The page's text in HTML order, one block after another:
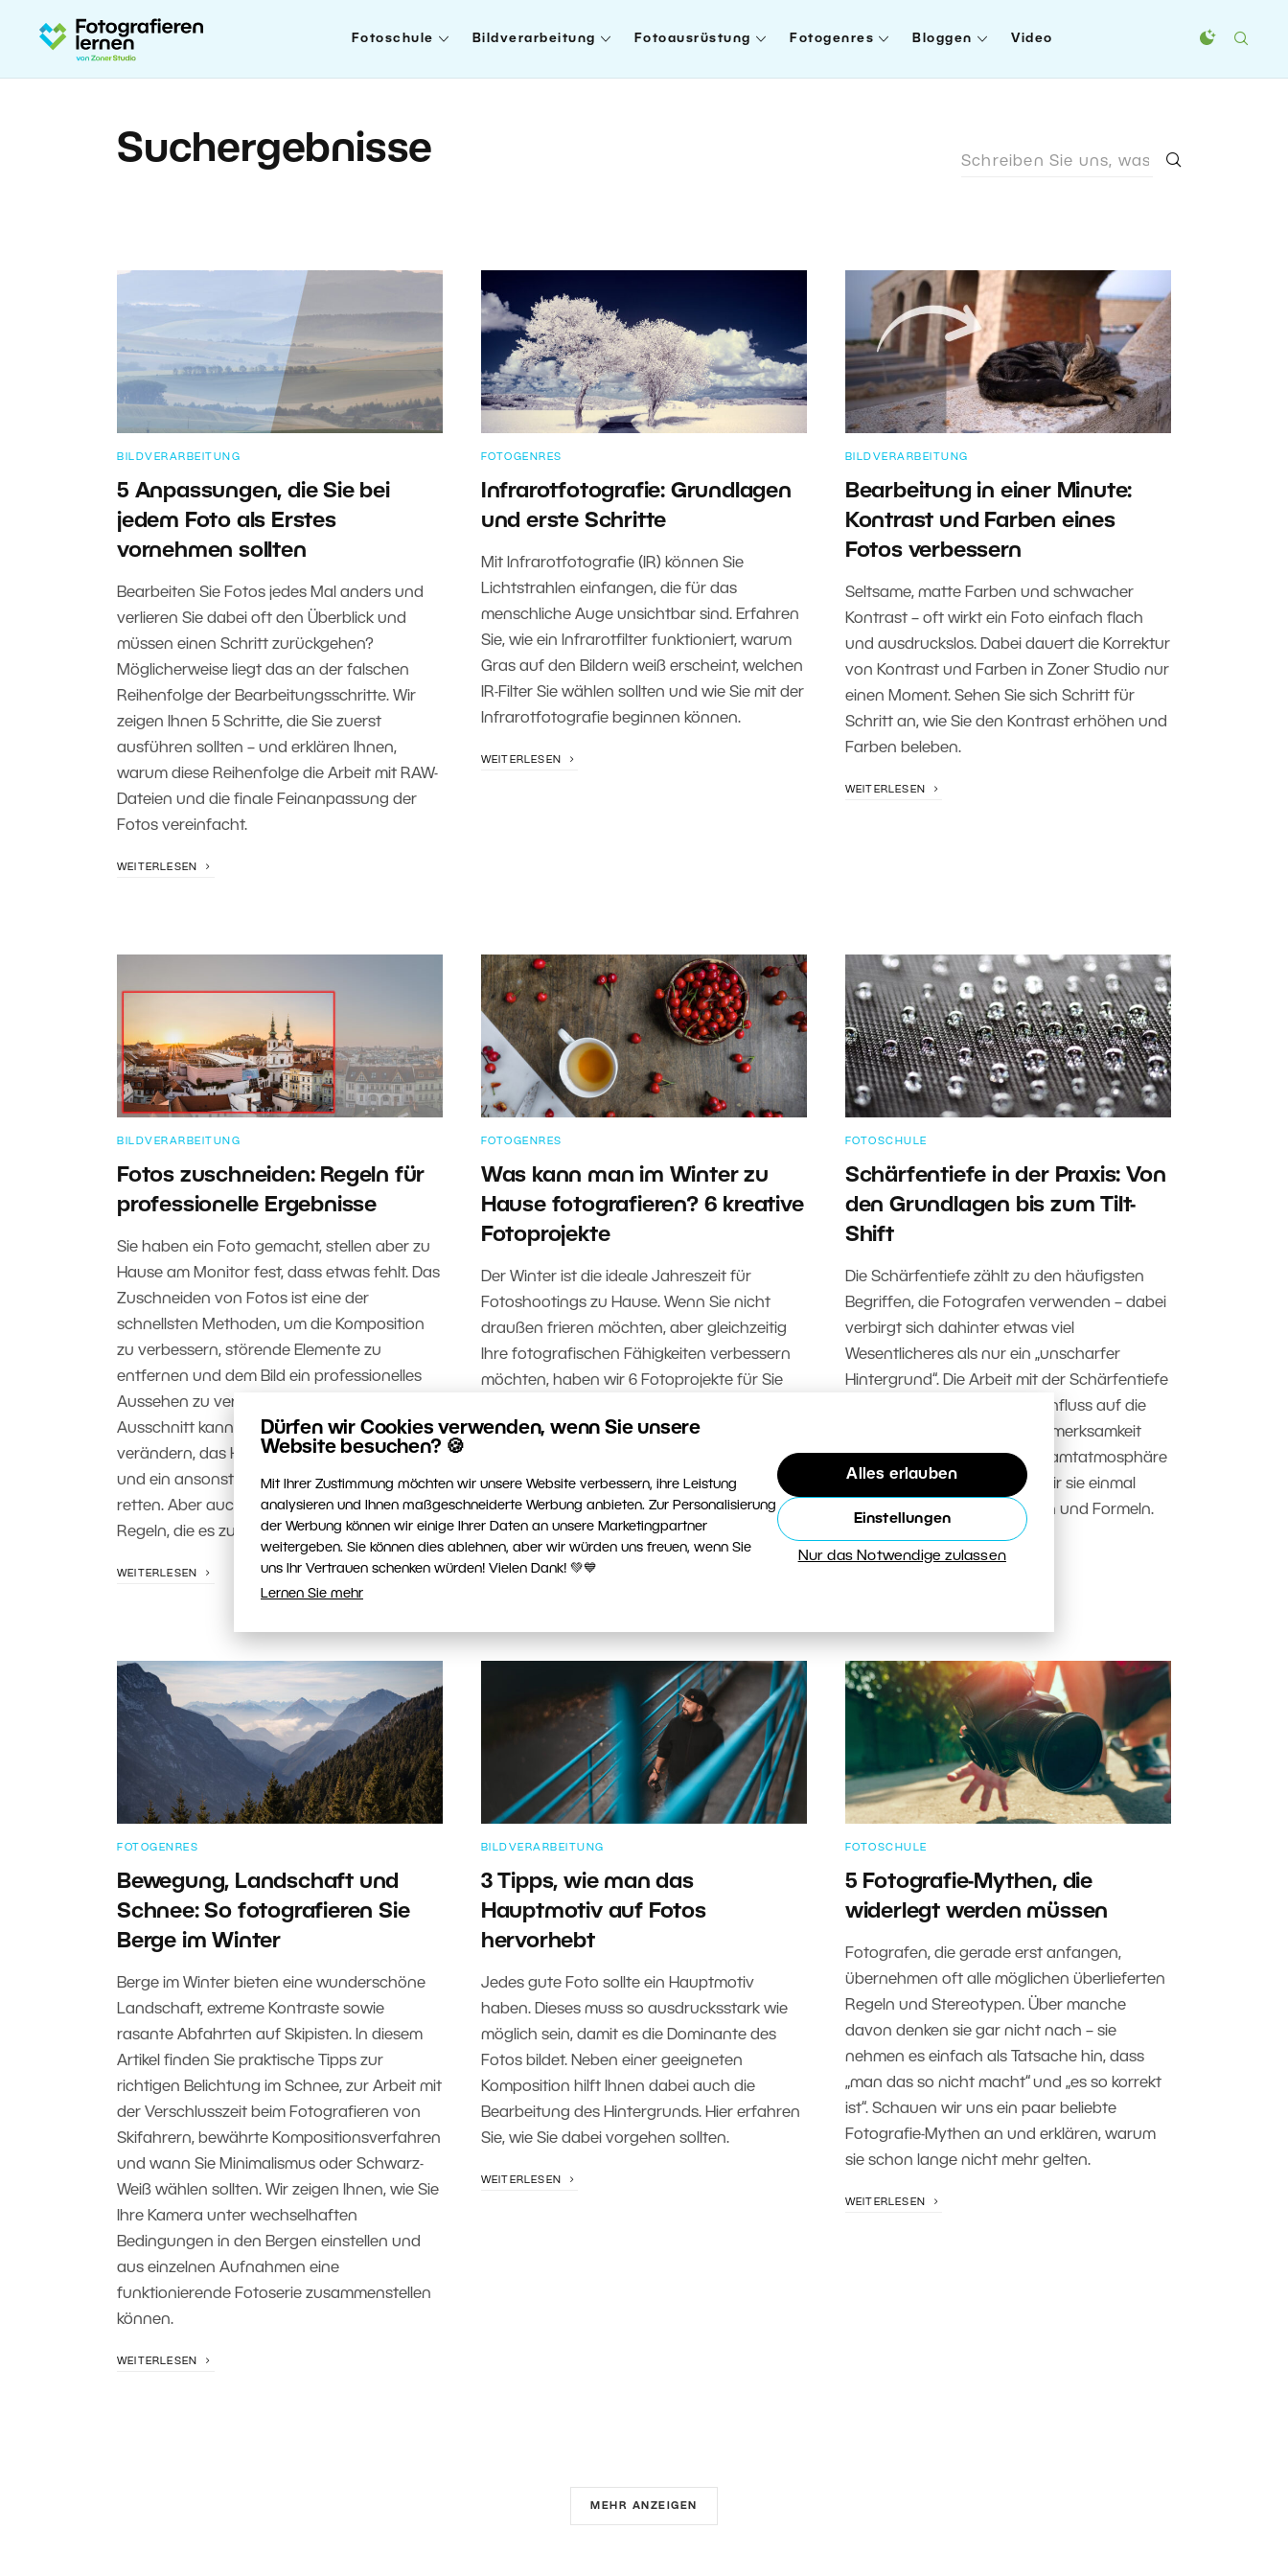
Dürfen wir Cookies verwenden, wenn Sie unsere
Website besuchen? 🍪
Mit Ihrer Zustimmung möchten wir unsere Website verbessern, ihre Leistung
analysieren und Ihnen maßgeschneiderte Werbung anbieten. Zur Personalisierung
der Werbung können wir einige Ihrer Daten an unsere Marketingpartner
weitergeben. Sie können dies ablehnen, aber wir würden uns freuen, wenn Sie
uns Ihr Vertrauen schenken würden! Vielen Dank! 💚💙
Lernen Sie mehr
Alles erlauben
Einstellungen
Nur das Notwendige zulassen
Fotoschule Bildverarbeitung Fotoausrüstung Fotogenres Bloggen Video
Suchergebnisse
BILDVERARBEITUNG
5 Anpassungen, die Sie bei
jedem Foto als Erstes
vornehmen sollten
Bearbeiten Sie Fotos jedes Mal anders und
verlieren Sie dabei oft den Überblick und
müssen einen Schritt zurückgehen?
Möglicherweise liegt das an der falschen
Reihenfolge der Bearbeitungsschritte. Wir
zeigen Ihnen 5 Schritte, die Sie zuerst
ausführen sollten – und erklären Ihnen,
warum diese Reihenfolge die Arbeit mit RAW-
Dateien und die finale Feinanpassung der
Fotos vereinfacht.
WEITERLESEN
FOTOGENRES
Infrarotfotografie: Grundlagen
und erste Schritte
Mit Infrarotfotografie (IR) können Sie
Lichtstrahlen einfangen, die für das
menschliche Auge unsichtbar sind. Erfahren
Sie, wie ein Infrarotfilter funktioniert, warum
Gras auf den Bildern weiß erscheint, welchen
IR-Filter Sie wählen sollten und wie Sie mit der
Infrarotfotografie beginnen können.
WEITERLESEN
BILDVERARBEITUNG
Bearbeitung in einer Minute:
Kontrast und Farben eines
Fotos verbessern
Seltsame, matte Farben und schwacher
Kontrast – oft wirkt ein Foto einfach flach
und ausdruckslos. Dabei dauert die Korrektur
von Kontrast und Farben in Zoner Studio nur
einen Moment. Sehen Sie sich Schritt für
Schritt an, wie Sie den Kontrast erhöhen und
Farben beleben.
WEITERLESEN
BILDVERARBEITUNG
Fotos zuschneiden: Regeln für
professionelle Ergebnisse
Sie haben ein Foto gemacht, stellen aber zu
Hause am Monitor fest, dass etwas fehlt. Das
Zuschneiden von Fotos ist eine der
schnellsten Methoden, um die Komposition
zu verbessern, störende Elemente zu
entfernen und dem Bild ein professionelles
Aussehen zu verleihen. Ein richtig gewählter
Ausschnitt kann das Seitenverhältnis
verändern, das Hauptmotiv hervorheben
und ein ansonsten durchschnittliches Bild
retten. Aber auch das Zuschneiden hat seine
Regeln, die es zu wissen lohnt.
WEITERLESEN
FOTOGENRES
Was kann man im Winter zu
Hause fotografieren? 6 kreative
Fotoprojekte
Der Winter ist die ideale Jahreszeit für
Fotoshootings zu Hause. Wenn Sie nicht
draußen frieren möchten, aber gleichzeitig
Ihre fotografischen Fähigkeiten verbessern
möchten, haben wir 6 Fotoprojekte für Sie
Wohnzimmer umsetzen können.
FOTOSCHULE
Schärfentiefe in der Praxis: Von
den Grundlagen bis zum Tilt-
Shift
Die Schärfentiefe zählt zu den häufigsten
Begriffen, die Fotografen verwenden – dabei
verbirgt sich dahinter etwas viel
Wesentlicheres als nur ein „unscharfer
Hintergrund“. Die Arbeit mit der Schärfentiefe
hat einen entscheidenden Einfluss auf die
Lesbarkeit des Bildes, die Aufmerksamkeit
des Betrachters und die Gesamtatmosphäre
der Fotografie. Betrachten wir sie einmal
etwas anders als mit Tabellen und Formeln.
WEITERLESEN
FOTOGENRES
Bewegung, Landschaft und
Schnee: So fotografieren Sie
Berge im Winter
Berge im Winter bieten eine wunderschöne
Landschaft, extreme Kontraste sowie
rasante Abfahrten auf Skipisten. In diesem
Artikel finden Sie praktische Tipps zur
richtigen Belichtung im Schnee, zur Arbeit mit
der Verschlusszeit beim Fotografieren von
Skifahrern, bewährte Kompositionsverfahren
und wann Sie Minimalismus oder Schwarz-
Weiß wählen sollten. Wir zeigen Ihnen, wie Sie
Ihre Kamera unter wechselhaften
Bedingungen in den Bergen einstellen und
aus einzelnen Aufnahmen eine
funktionierende Fotoserie zusammenstellen
können.
WEITERLESEN
BILDVERARBEITUNG
3 Tipps, wie man das
Hauptmotiv auf Fotos
hervorhebt
Jedes gute Foto sollte ein Hauptmotiv
haben. Dieses muss so ausdrucksstark wie
möglich sein, damit es die Dominante des
Fotos bildet. Neben einer geeigneten
Komposition hilft Ihnen dabei auch die
Bearbeitung des Hintergrunds. Hier erfahren
Sie, wie Sie dabei vorgehen sollten.
WEITERLESEN
FOTOSCHULE
5 Fotografie-Mythen, die
widerlegt werden müssen
Fotografen, die gerade erst anfangen,
übernehmen oft alle möglichen überlieferten
Regeln und Stereotypen. Über manche
davon denken sie gar nicht nach – sie
nehmen es einfach als Tatsache hin, dass
„man das so nicht macht“ und „es so korrekt
ist“. Schauen wir uns ein paar beliebte
Fotografie-Mythen an und erklären, warum
sie schon lange nicht mehr gelten.
WEITERLESEN
MEHR ANZEIGEN